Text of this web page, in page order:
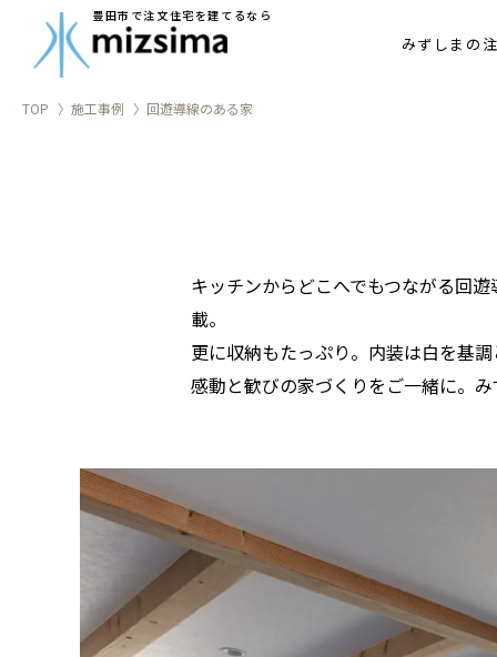
豊田市で注文住宅を建てるなら
みずしまの
家づくりの
TOP 施工事例 回遊導線のある家
キッチンからどこへでもつながる回
載。
更に収納もたっぷり。内装は白を基
感動と歓びの家づくりをご一緒に。